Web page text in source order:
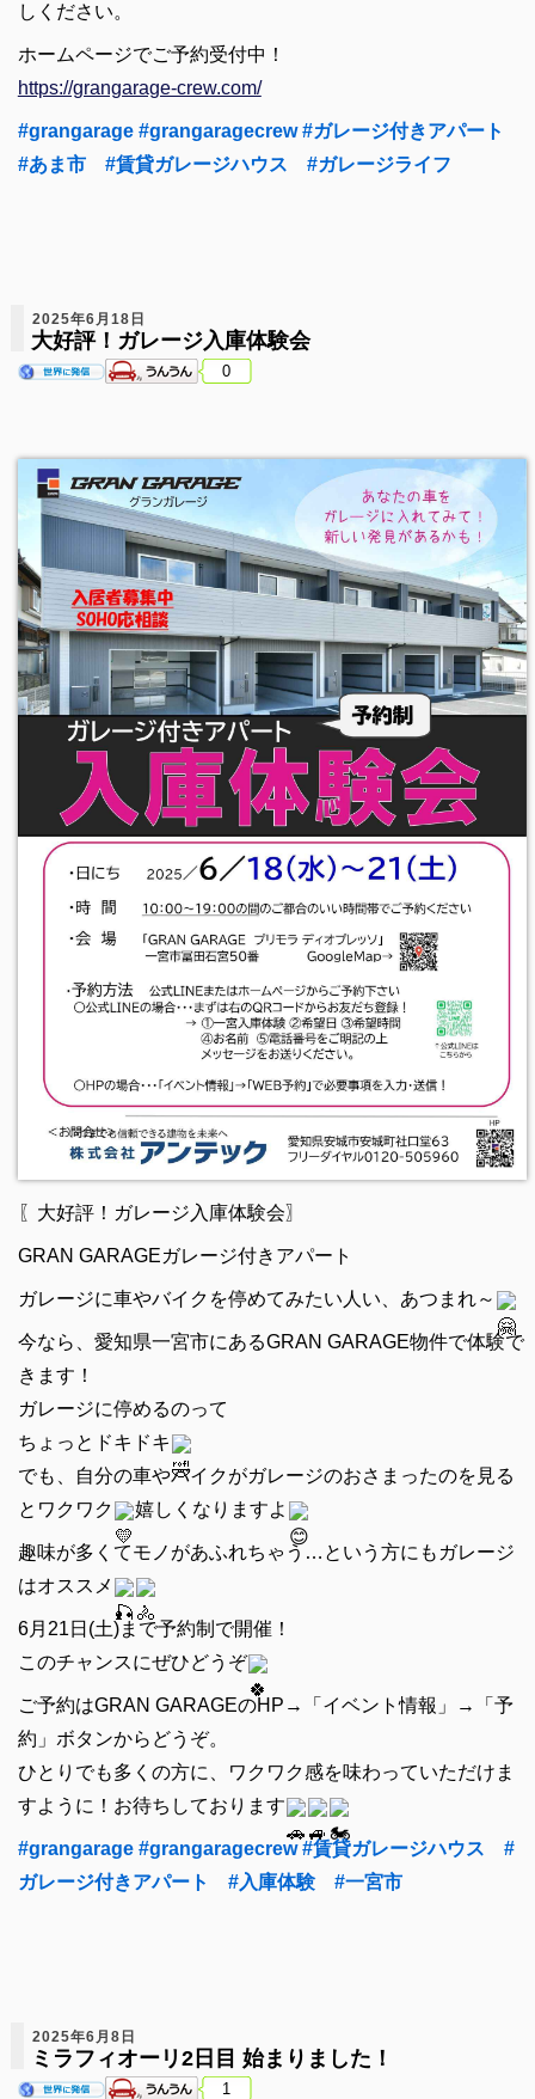
しください。
ホームページでご予約受付中！
https://grangarage-crew.com/
#grangarage #grangaragecrew #ガレージ付きアパート
#あま市
#賃貸ガレージハウス #ガレージライフ
2025年6月18日
大好評！ガレージ入庫体験会
0
〖大好評！ガレージ入庫体験会〗
GRAN GARAGEガレージ付きアパート
ガレージに車やバイクを停めてみたい人い、あつまれ～
今なら、愛知県一宮市にあるGRAN GARAGE物件で体験で
きます！
ガレージに停めるのって
ちょっとドキドキ
でも、自分の車やバイクがガレージのおさまったのを見る
とワクワク
嬉しくなりますよ
趣味が多くてモノがあふれちゃう…という方にもガレージ
はオススメ
6月21日(土)まで予約制で開催！
このチャンスにぜひどうぞ
ご予約はGRAN GARAGEのHP→「イベント情報」→「予
約」ボタンからどうぞ。
ひとりでも多くの方に、ワクワク感を味わっていただけま
すように！お待ちしております
#grangarage #grangaragecrew #賃貸ガレージハウス
#
ガレージ付きアパート
#入庫体験 #一宮市
2025年6月8日
ミラフィオーリ2日目 始まりました！
1